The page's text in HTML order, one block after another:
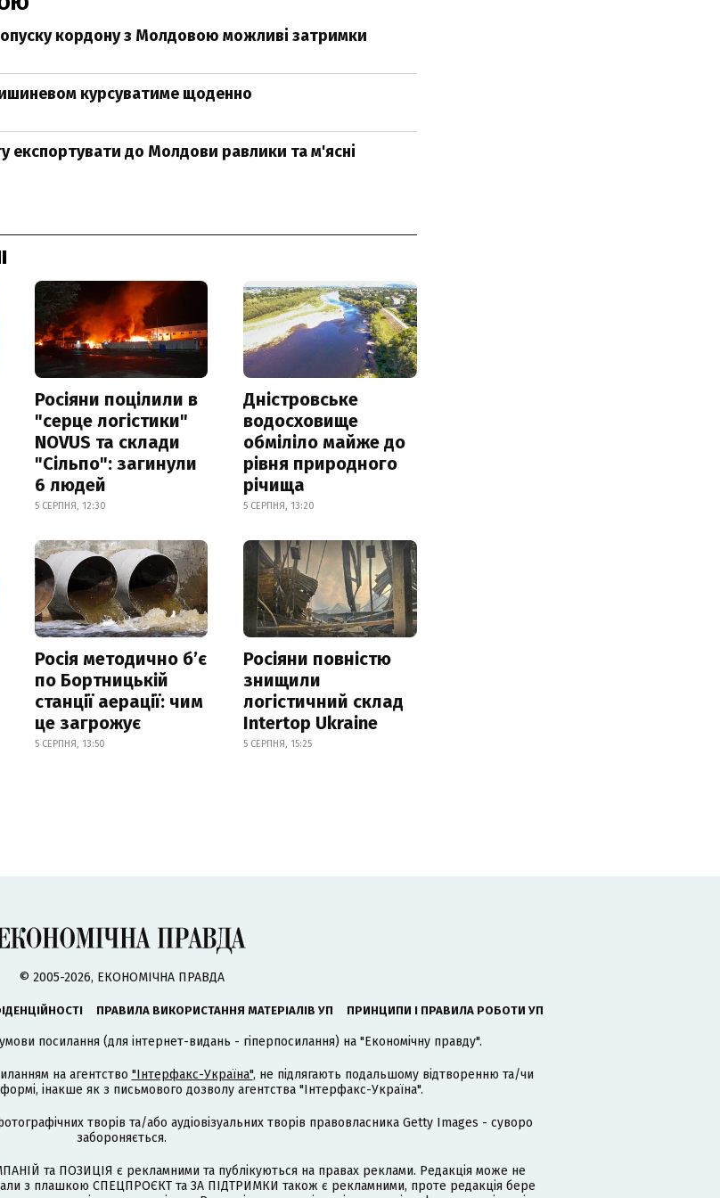
кордону з Молдовою можливі затримки
курсуватиме щоденно
експортувати до Молдови равлики та м'ясні
Росіяни поцілили в
"серце логістики"
NOVUS та склади
"Сільпо": загинули
6 людей
5 СЕРПНЯ, 12:30
Дністровське
водосховище
обміліло майже до
рівня природного
річища
5 СЕРПНЯ, 13:20
Росія методично б’є
по Бортницькій
станції аерації: чим
це загрожує
5 СЕРПНЯ, 13:50
Росіяни повністю
знищили
логістичний склад
Intertop Ukraine
5 СЕРПНЯ, 15:25
© 2005-2026, ЕКОНОМІЧНА ПРАВДА
ПРАВИЛА ВИКОРИСТАННЯ МАТЕРІАЛІВ УП ПРИНЦИПИ І ПРАВИЛА РОБОТИ УП
посилання (для інтернет-видань - гіперпосилання) на "Економічну правду".
на агентство "Інтерфакс-Україна", не підлягають подальшому відтворенню та/чи
інакше як з письмового дозволу агентства "Інтерфакс-Україна".
творів та/або аудіовізуальних творів правовласника Getty Images - суворо
забороняється.
та ПОЗИЦІЯ є рекламними та публікуються на правах реклами. Редакція може не
з плашкою СПЕЦПРОЄКТ та ЗА ПІДТРИМКИ також є рекламними, проте редакція бере